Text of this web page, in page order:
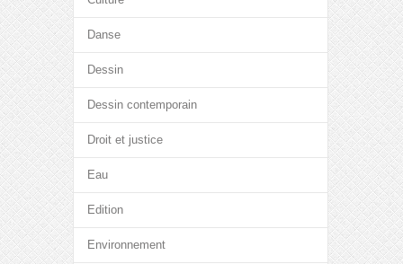
Danse
Dessin
Dessin contemporain
Droit et justice
Eau
Edition
Environnement